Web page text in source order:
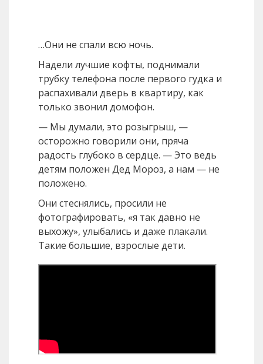
…Они не спали всю ночь.
Надели лучшие кофты, поднимали
трубку телефона после первого гудка и
распахивали дверь в квартиру, как
только звонил домофон.
— Мы думали, это розыгрыш, —
осторожно говорили они, пряча
радость глубоко в сердце. — Это ведь
детям положен Дед Мороз, а нам — не
положено.
Они стеснялись, просили не
фотографировать, «я так давно не
выхожу», улыбались и даже плакали.
Такие большие, взрослые дети.